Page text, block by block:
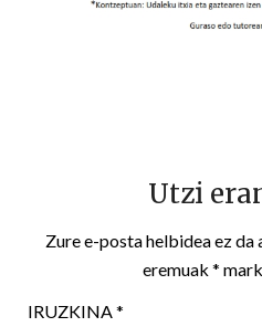
Utzi
Zure e-posta helbidea ez
eremuak *
IRUZKINA*